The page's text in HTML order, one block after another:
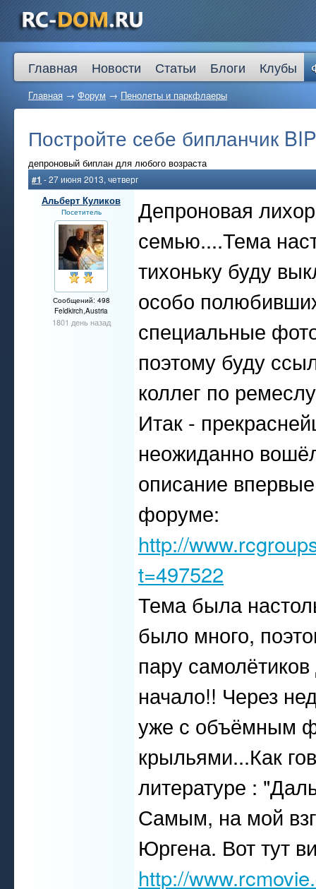
Главная Новости Статьи Блоги Клубы
Главная → Форум → Пенолеты и паркфлаеры
Постройте себе бипланчик
депроновый биплан для любого возраста
#1 - 27 июня 2013, четверг
Альберт Куликов
Посетитель
Сообщений: 498
Feldkirch,Austria
1801 день назад
Депроновая
семью....Тема
тихоньку буду
особо
специальные
поэтому буду
коллег по
Итак -
неожиданно
описание
форуме:
http://
t=497522
Тема была
было много,
пару
начало!! Через
уже с объёмным
крыльями...Как
литературе :
Самым, на мой
Юргена. Вот тут
http://